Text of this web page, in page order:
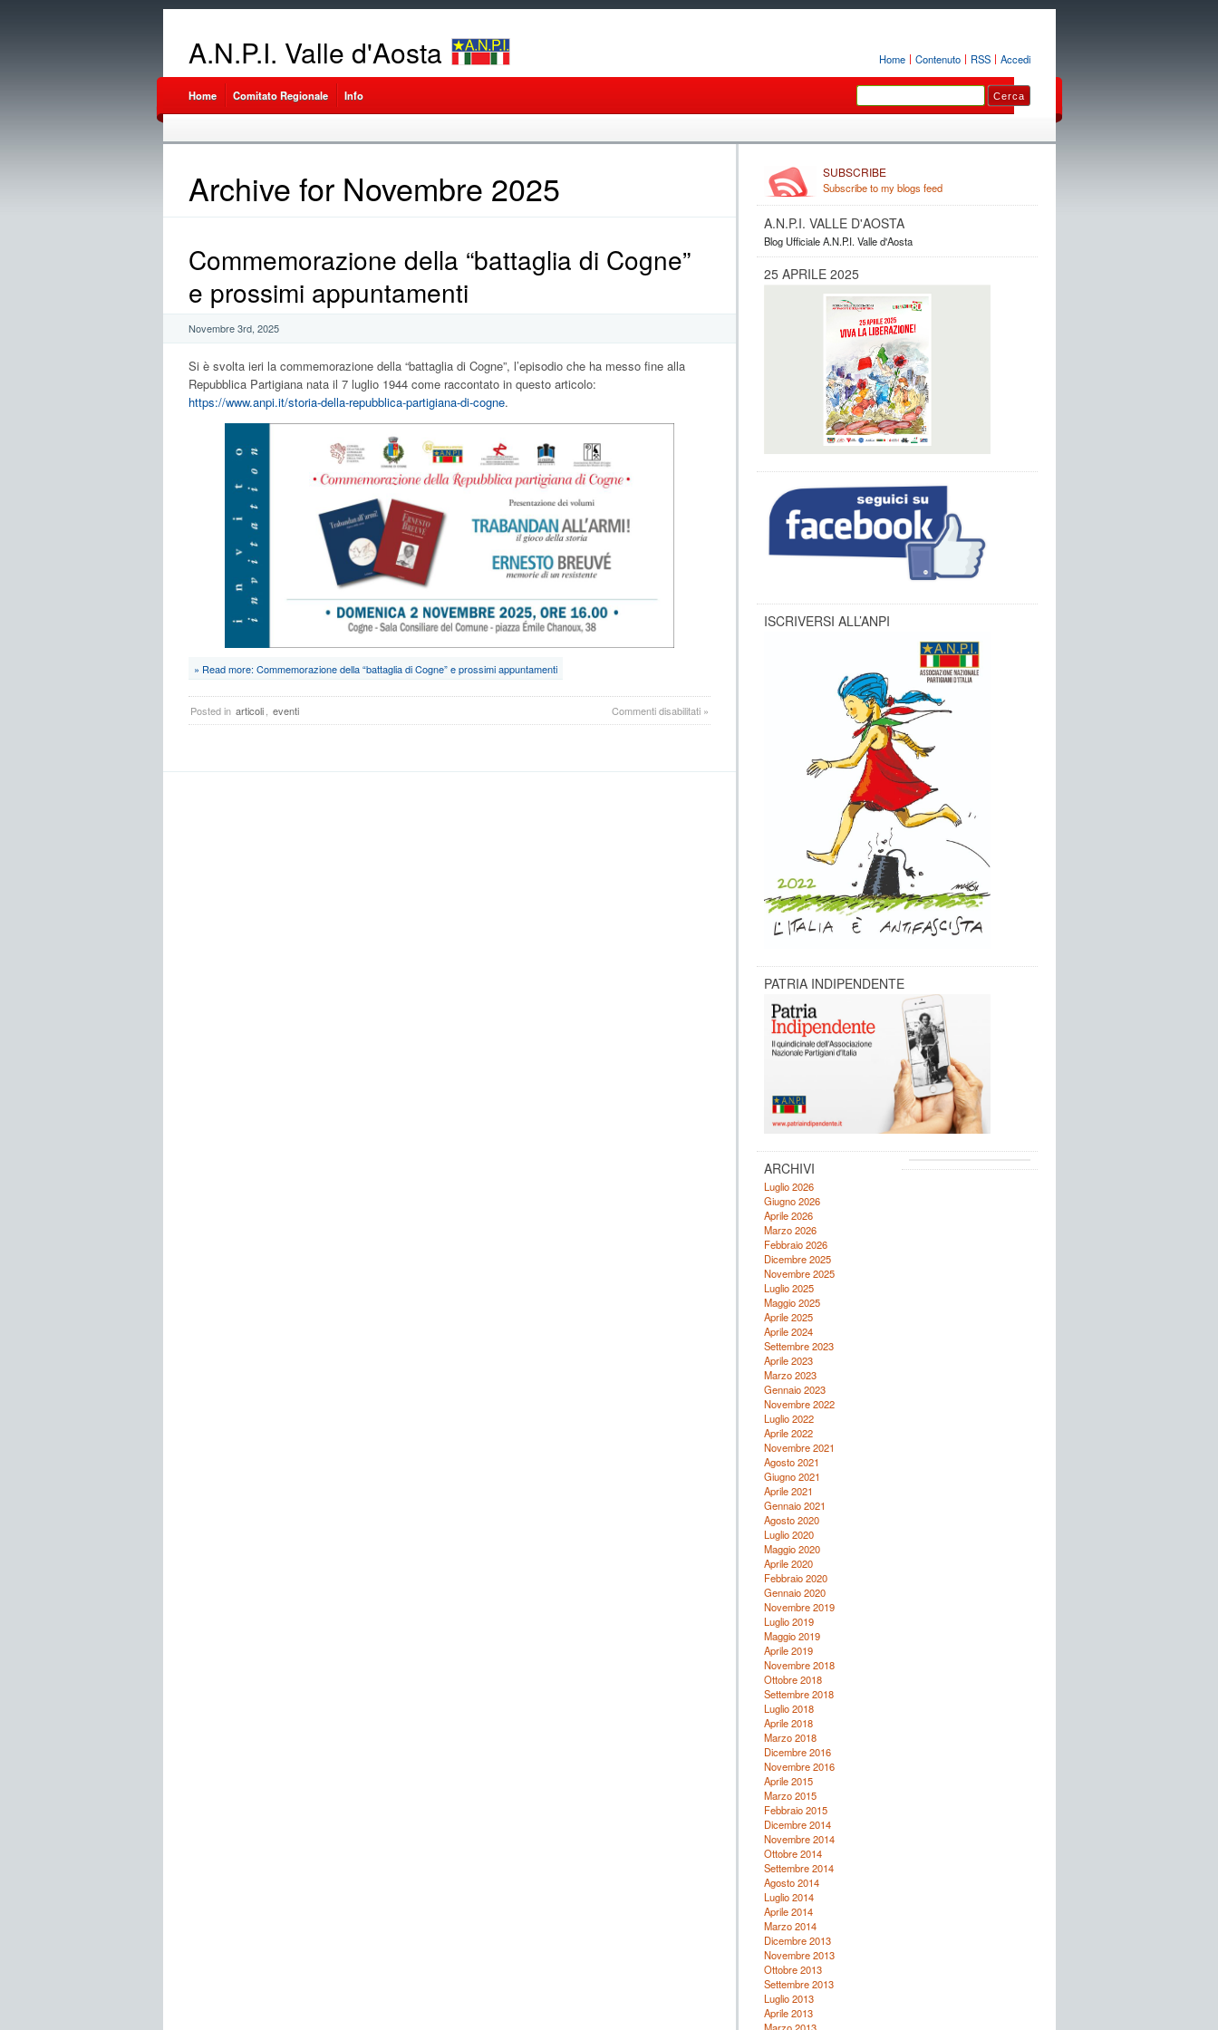
Home Contenuto RSS Accedi
A.N.P.I. Valle d'Aosta
Home Comitato Regionale Info
Archive for Novembre 2025
Commemorazione della “battaglia di Cogne”
e prossimi appuntamenti
Novembre 3rd, 2025
Si è svolta ieri la commemorazione della “battaglia di Cogne”, l’episodio che ha messo fine alla
Repubblica Partigiana nata il 7 luglio 1944 come raccontato in questo articolo:
https://www.anpi.it/storia-della-repubblica-partigiana-di-cogne.
» Read more: Commemorazione della “battaglia di Cogne” e prossimi appuntamenti
Commenti disabilitatisu
Commemorazione
»
Posted in articoli eventi
SUBSCRIBE
Subscribe to my blogs feed
A.N.P.I. VALLE D'AOSTA
Blog Ufficiale A.N.P.I. Valle d'Aosta
25 APRILE 2025
ISCRIVERSI ALL’ANPI
PATRIA INDIPENDENTE
ARCHIVI
Luglio 2026
Giugno 2026
Aprile 2026
Marzo 2026
Febbraio 2026
Dicembre 2025
Novembre 2025
Luglio 2025
Maggio 2025
Aprile 2025
Aprile 2024
Settembre 2023
Aprile 2023
Marzo 2023
Gennaio 2023
Novembre 2022
Luglio 2022
Aprile 2022
Novembre 2021
Agosto 2021
Giugno 2021
Aprile 2021
Gennaio 2021
Agosto 2020
Luglio 2020
Maggio 2020
Aprile 2020
Febbraio 2020
Gennaio 2020
Novembre 2019
Luglio 2019
Maggio 2019
Aprile 2019
Novembre 2018
Ottobre 2018
Settembre 2018
Luglio 2018
Aprile 2018
Marzo 2018
Dicembre 2016
Novembre 2016
Aprile 2015
Marzo 2015
Febbraio 2015
Dicembre 2014
Novembre 2014
Ottobre 2014
Settembre 2014
Agosto 2014
Luglio 2014
Aprile 2014
Marzo 2014
Dicembre 2013
Novembre 2013
Ottobre 2013
Settembre 2013
Luglio 2013
Aprile 2013